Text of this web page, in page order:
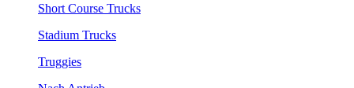
Short Course Trucks
Stadium Trucks
Truggies